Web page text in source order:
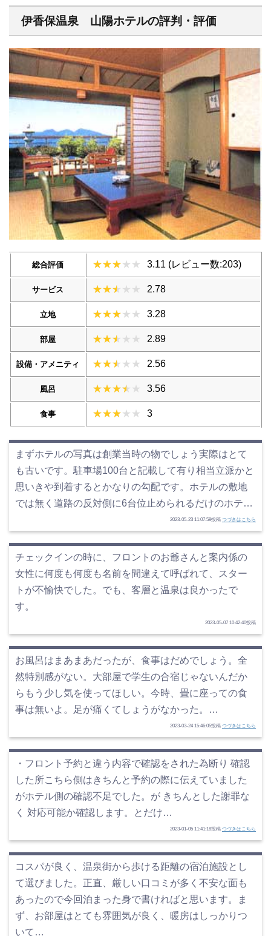
伊香保温泉 山陽ホテルの評判・評価
総合評価 3.11 (レビュー数:203)
サービス 2.78
立地 3.28
部屋 2.89
設備・アメニティ 2.56
風呂 3.56
食事 3
まずホテルの写真は創業当時の物でしょう実際はとて
も古いです。駐車場100台と記載して有り相当立派かと
思いきや到着するとかなりの勾配です。ホテルの敷地
では無く道路の反対側に6台位止められるだけのホテ…
2023-05-23 11:07:58投稿 つづきはこちら
チェックインの時に、フロントのお爺さんと案内係の
女性に何度も何度も名前を間違えて呼ばれて、スター
トが不愉快でした。でも、客層と温泉は良かったで
す。
2023-05-07 10:42:40投稿
お風呂はまあまあだったが、食事はだめでしょう。全
然特別感がない。大部屋で学生の合宿じゃないんだか
らもう少し気を使ってほしい。今時、畳に座っての食
事は無いよ。足が痛くてしょうがなかった。…
2023-03-24 15:46:05投稿 つづきはこちら
・フロント予約と違う内容で確認をされた為断り 確認
した所こちら側はきちんと予約の際に伝えていました
がホテル側の確認不足でした。が きちんとした謝罪な
く 対応可能か確認します。とだけ…
2023-01-05 11:41:18投稿 つづきはこちら
コスパが良く、温泉街から歩ける距離の宿泊施設とし
て選びました。正直、厳しい口コミが多く不安な面も
あったので今回泊まった身で書ければと思います。ま
ず、お部屋はとても雰囲気が良く、暖房はしっかりつ
いて…